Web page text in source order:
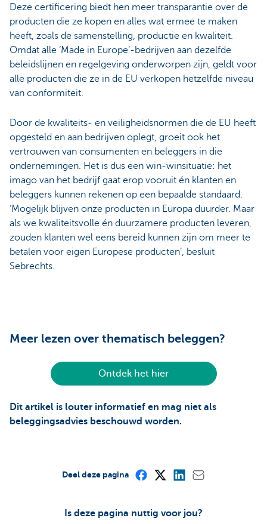
Deze certificering biedt hen meer transparantie over de
producten die ze kopen en alles wat ermee te maken
heeft, zoals de samenstelling, productie en kwaliteit.
Omdat alle ‘Made in Europe’-bedrijven aan dezelfde
beleidslijnen en regelgeving onderworpen zijn, geldt voor
alle producten die ze in de EU verkopen hetzelfde niveau
van conformiteit.
Door de kwaliteits- en veiligheidsnormen die de EU heeft
opgesteld en aan bedrijven oplegt, groeit ook het
vertrouwen van consumenten en beleggers in die
ondernemingen. Het is dus een win-winsituatie: het
imago van het bedrijf gaat erop vooruit én klanten en
beleggers kunnen rekenen op een bepaalde standaard.
‘Mogelijk blijven onze producten in Europa duurder. Maar
als we kwaliteitsvolle én duurzamere producten leveren,
zouden klanten wel eens bereid kunnen zijn om meer te
betalen voor eigen Europese producten’, besluit
Sebrechts.
Meer lezen over thematisch beleggen?
Ontdek het hier
Dit artikel is louter informatief en mag niet als
beleggingsadvies beschouwd worden.
Is deze pagina nuttig voor jou?
Deel deze pagina